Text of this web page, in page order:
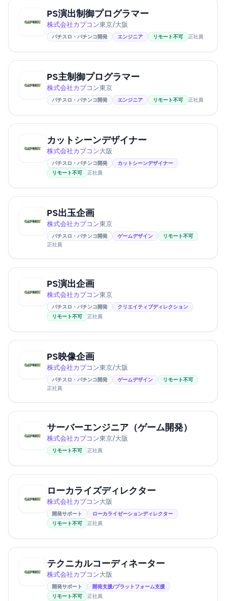
PS演出制御プログラマー
株式会社カプコン東京/大阪
パチスロ・パチンコ開発 エンジニア リモート不可 正社員
PS主制御プログラマー
株式会社カプコン東京
パチスロ・パチンコ開発 エンジニア リモート不可 正社員
カットシーンデザイナー
株式会社カプコン大阪
パチスロ・パチンコ開発
カットシーンデザイナー
リモート不可
正社員
PS出玉企画
株式会社カプコン東京
パチスロ・パチンコ開発 ゲームデザイン
リモート不可
正社員
PS演出企画
株式会社カプコン東京
パチスロ・パチンコ開発
クリエイティブディレクション
リモート不可
正社員
PS映像企画
株式会社カプコン東京/大阪
パチスロ・パチンコ開発 ゲームデザイン
リモート不可
正社員
サーバーエンジニア（ゲーム開発）
株式会社カプコン東京/大阪
リモート不可 正社員
ローカライズディレクター
株式会社カプコン大阪
開発サポート
ローカライゼーションディレクター
リモート不可
正社員
テクニカルコーディネーター
株式会社カプコン大阪
開発サポート
開発支援/プラットフォーム支援
リモート不可
正社員